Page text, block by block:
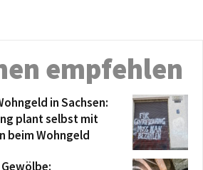
empfehlen
in Sachsen:
plant selbst mit
beim Wohngeld